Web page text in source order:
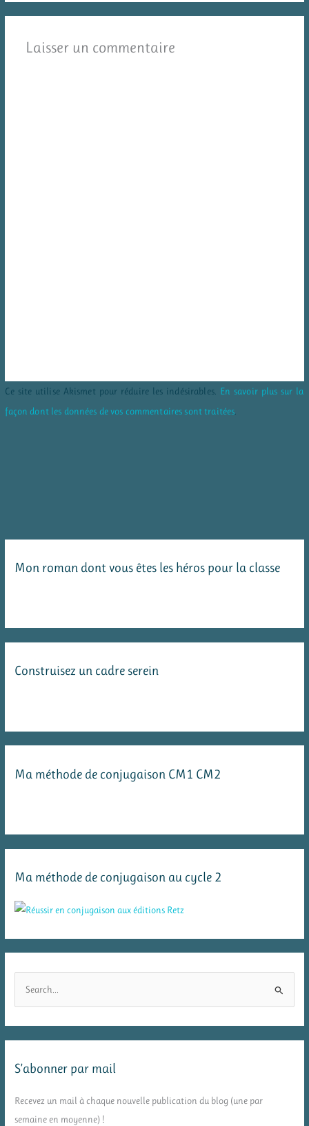
Laisser un commentaire
Ce site utilise Akismet pour réduire les indésirables. En savoir plus sur la
façon dont les données de vos commentaires sont traitées
Mon roman dont vous êtes les héros pour la classe
Construisez un cadre serein
Ma méthode de conjugaison CM1 CM2
Ma méthode de conjugaison au cycle 2
rS’abonner par mail
Recevez un mail à chaque nouvelle publication du blog (une par
semaine en moyenne) !